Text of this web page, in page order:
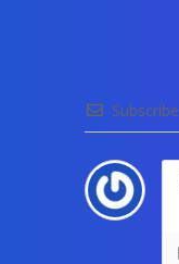
Subscribe